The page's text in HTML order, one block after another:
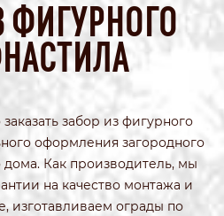
ФИГУРНОГО
забор из фигурного
оформления загородного
дома. Как производитель, мы
на качество монтажа и
изготавливаем ограды по